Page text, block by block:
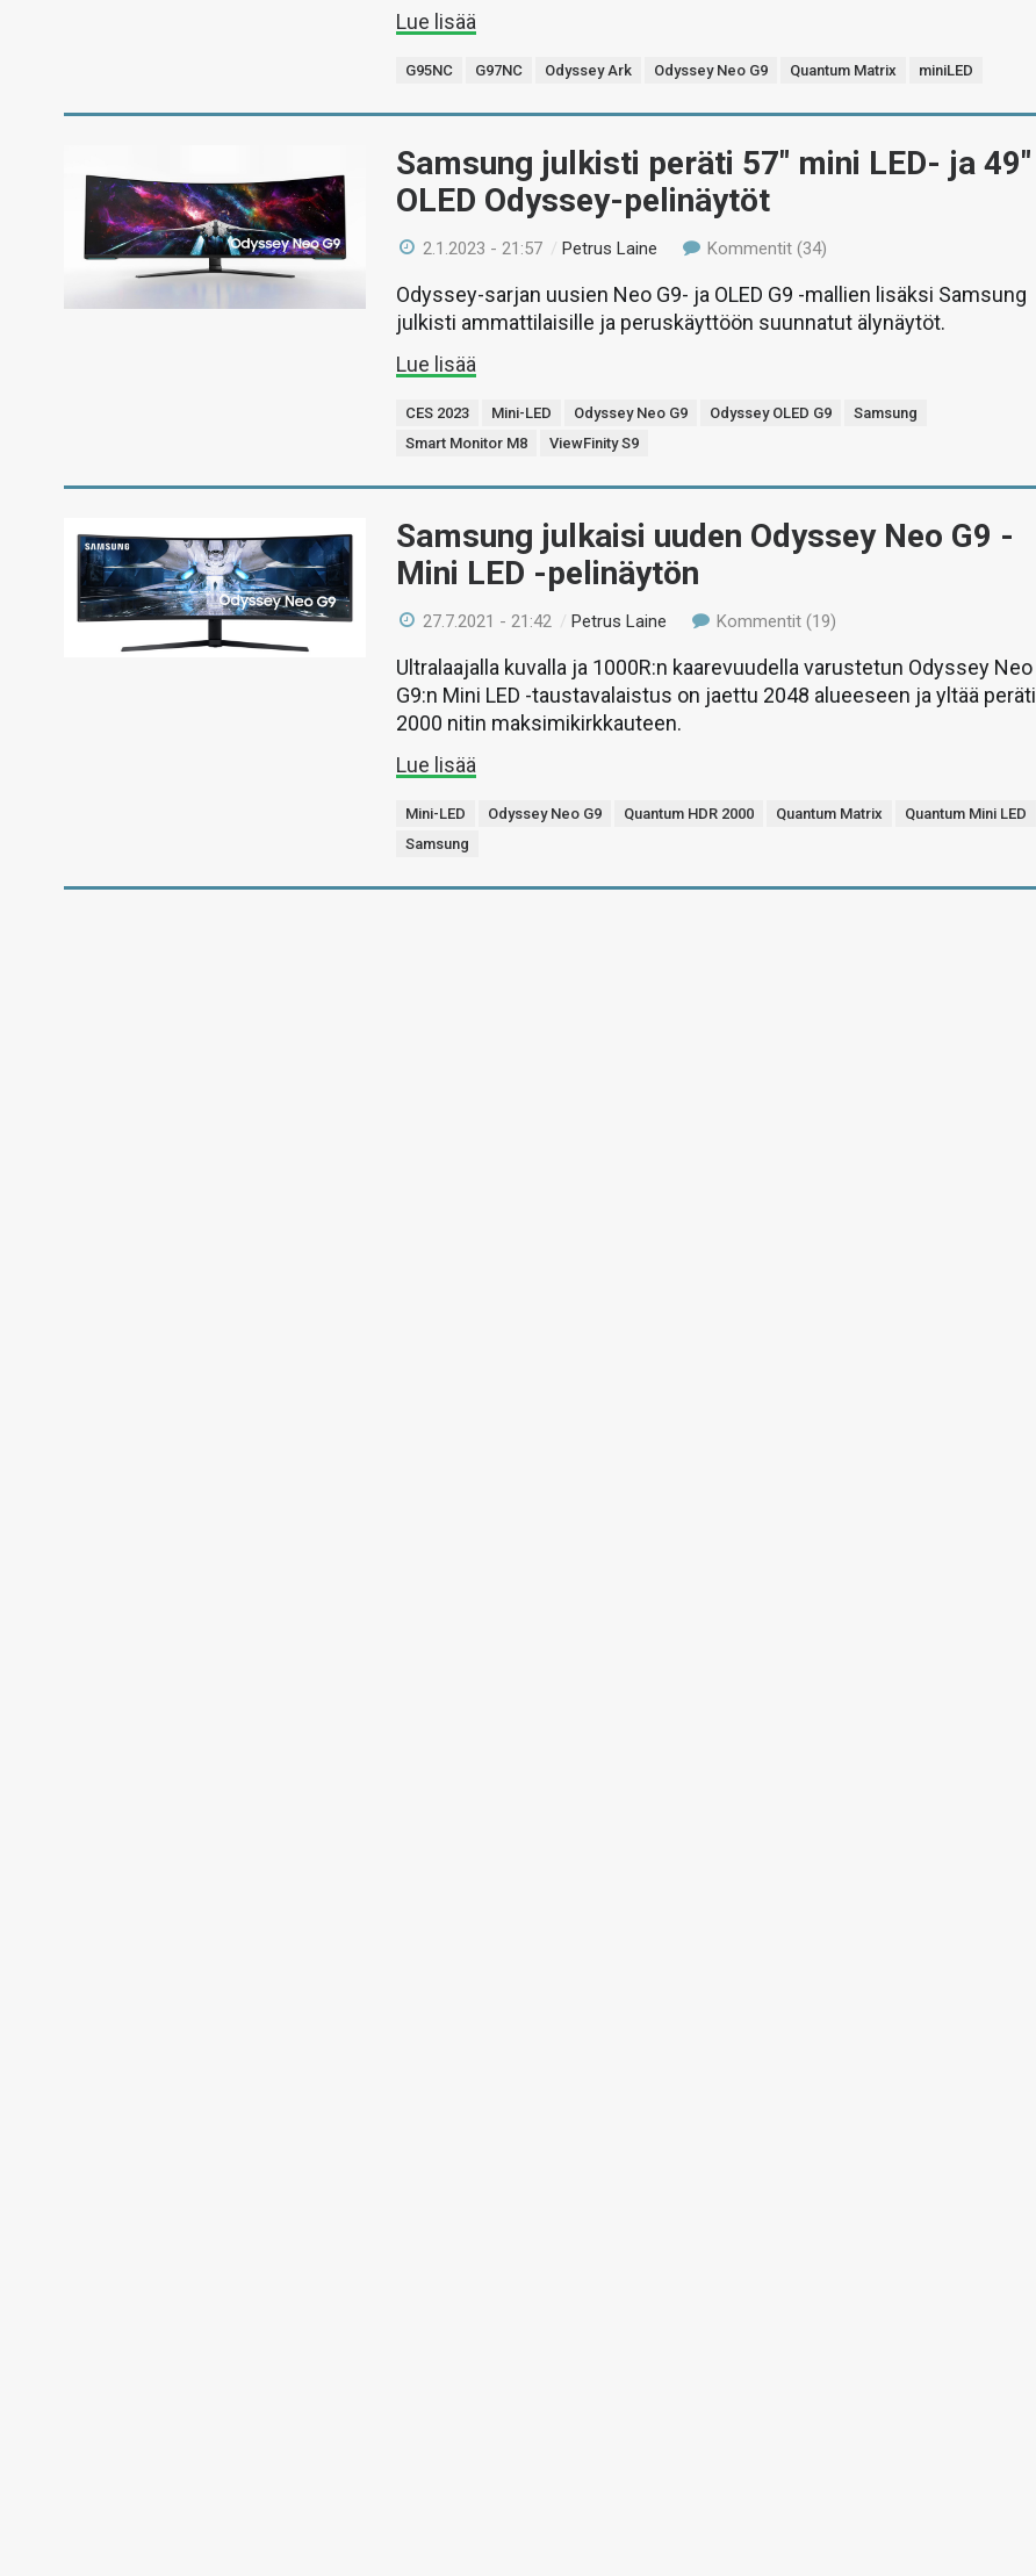
Lue lisää
G95NC G97NC Odyssey Ark Odyssey Neo G9 Quantum Matrix miniLED
Samsung julkisti peräti 57″ mini LED- ja 49″
OLED Odyssey-pelinäytöt
2.1.2023 - 21:57 /Petrus Laine Kommentit (34)
Odyssey-sarjan uusien Neo G9- ja OLED G9 -mallien lisäksi Samsung
julkisti ammattilaisille ja peruskäyttöön suunnatut älynäytöt.
Lue lisää
CES 2023 Mini-LED Odyssey Neo G9 Odyssey OLED G9
Samsung
Smart Monitor M8
ViewFinity S9
Samsung julkaisi uuden Odyssey Neo G9 -
Mini LED -pelinäytön
27.7.2021 - 21:42 /Petrus Laine Kommentit (19)
Ultralaajalla kuvalla ja 1000R:n kaarevuudella varustetun Odyssey Neo
G9:n Mini LED -taustavalaistus on jaettu 2048 alueeseen ja yltää peräti
2000 nitin maksimikirkkauteen.
Lue lisää
Mini-LED Odyssey Neo G9 Quantum HDR 2000 Quantum Matrix
Quantum Mini LED
Samsung